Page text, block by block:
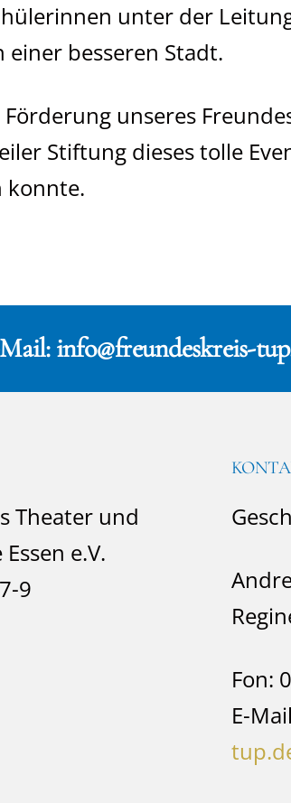
unter der
besseren Stadt.
unseres
Stiftung dieses tolle
konnte.
info@freundeskreis-
Theater und
e.V.
9
Fon:
E-